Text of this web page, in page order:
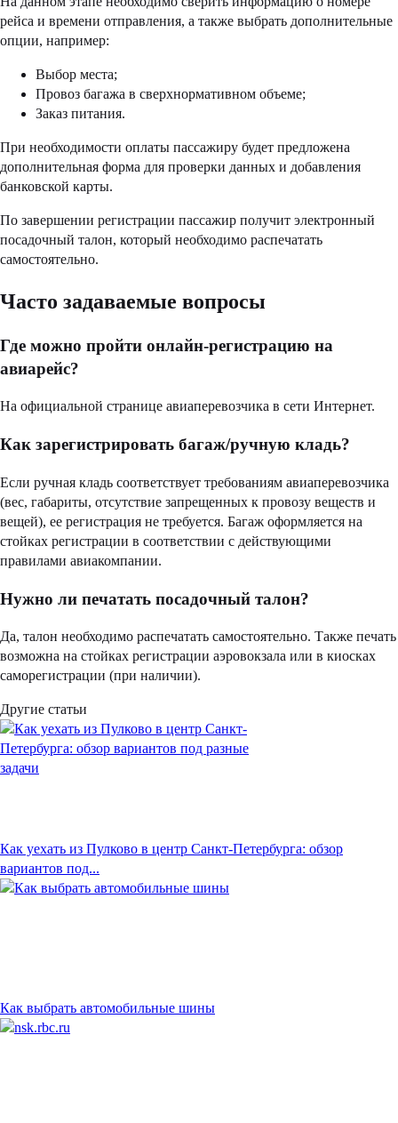
рейса и времени отправления, а также выбрать дополнительные
опции, например:
Выбор места;
Провоз багажа в сверхнормативном объеме;
Заказ питания.
При необходимости оплаты пассажиру будет предложена
дополнительная форма для проверки данных и добавления
банковской карты.
По завершении регистрации пассажир получит электронный
посадочный талон, который необходимо распечатать
самостоятельно.
Часто задаваемые вопросы
Где можно пройти онлайн-регистрацию на
авиарейс?
На официальной странице авиаперевозчика в сети Интернет.
Как зарегистрировать багаж/ручную кладь?
Если ручная кладь соответствует требованиям авиаперевозчика
(вес, габариты, отсутствие запрещенных к провозу веществ и
вещей), ее регистрация не требуется. Багаж оформляется на
стойках регистрации в соответствии с действующими
правилами авиакомпании.
Нужно ли печатать посадочный талон?
Да, талон необходимо распечатать самостоятельно. Также печать
возможна на стойках регистрации аэровокзала или в киосках
саморегистрации (при наличии).
Другие статьи
Как уехать из Пулково в центр Санкт-Петербурга: обзор
вариантов под...
Как выбрать автомобильные шины